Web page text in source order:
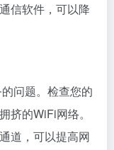
信软件，可以降
问题。检查您的
挤的WiFi网络。
道，可以提高网